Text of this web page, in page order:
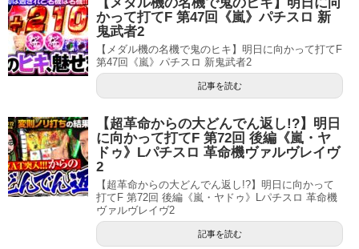
かって打てF 第47回《嵐》パチスロ 新
鬼武者2
【メダル機の名機で鬼のヒキ】明日に向かって打てF
第47回《嵐》パチスロ 新鬼武者2
記事を読む
【超革命からの大どんでん返し!?】明日
に向かって打てF 第72回 後編《嵐・ヤ
ドゥ》Lパチスロ 革命機ヴァルヴレイヴ
2
【超革命からの大どんでん返し!?】明日に向かって
打てF 第72回 後編《嵐・ヤドゥ》Lパチスロ 革命機
ヴァルヴレイヴ2
記事を読む